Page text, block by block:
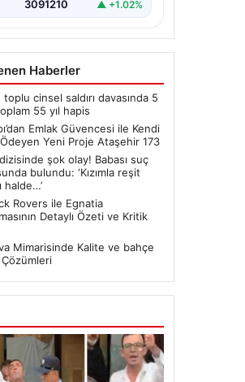
3091210 ▲ +1.02%
Haberler
toplu cinsel saldırı davasında 5
55 yıl hapis
Emlak Güvencesi ile Kendi
Yeni Proje Ataşehir 173
dizisinde şok olay! Babası suç
bulundu: ‘Kızımla reşit
halde…’
Rovers ile Egnatia
Detaylı Özeti ve Kritik
Mimarisinde Kalite ve bahçe
Çözümleri